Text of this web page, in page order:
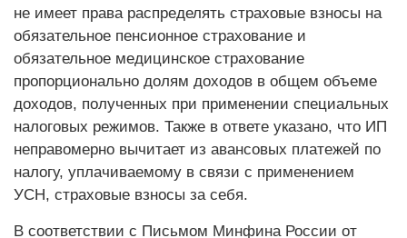
не имеет права распределять страховые взносы на
обязательное пенсионное страхование и
обязательное медицинское страхование
пропорционально долям доходов в общем объеме
доходов, полученных при применении специальных
налоговых режимов. Также в ответе указано, что ИП
неправомерно вычитает из авансовых платежей по
налогу, уплачиваемому в связи с применением
УСН, страховые взносы за себя.
В соответствии с Письмом Минфина России от